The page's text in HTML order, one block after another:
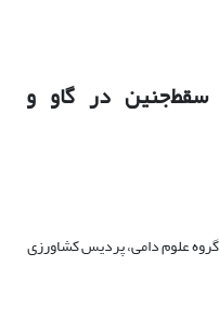
سقط‌جنین در گاو و
علوم دامی، پردیس کشاورزی